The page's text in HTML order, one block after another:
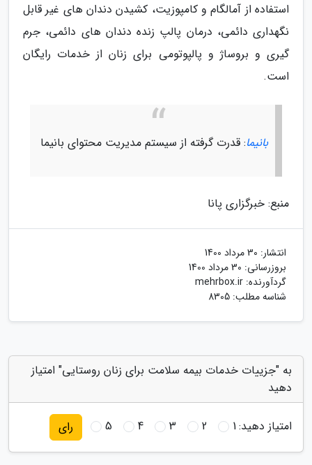
استفاده از آمالگام و کامپوزیت، کشیدن دندان های غیر قابل
نگهداری دائمی، درمان پالپ زنده دندان های دائمی، جرم
گیری و بروساژ و پالپوتومی برای زنان از خدمات رایگان
است.
بانیما: قدرت گرفته از سیستم مدیریت محتوای بانیما
منبع: خبرگزاری پانا
انتشار: 30 مرداد 1400
بروزرسانی: 30 مرداد 1400
گردآورنده: mehrbox.ir
شناسه مطلب: 8305
به "جزییات خدمات بیمه سلامت برای زنان روستایی" امتیاز
دهید
امتیاز دهید:1
2
3
4
5 رای